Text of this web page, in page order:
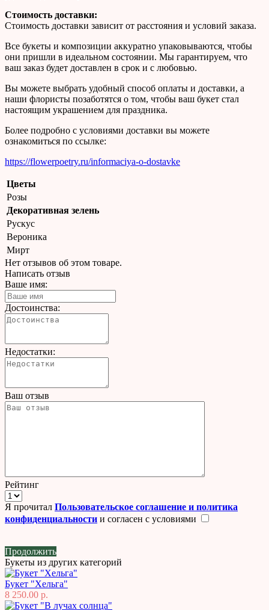
Стоимость доставки:
Стоимость доставки зависит от расстояния и условий заказа.
Все букеты и композиции аккуратно упаковываются, чтобы
они пришли в идеальном состоянии. Мы гарантируем, что
ваш заказ будет доставлен в срок и с любовью.
Вы можете выбрать удобный способ оплаты и доставки, а
наши флористы позаботятся о том, чтобы ваш букет стал
настоящим украшением для праздника.
Более подробно с условиями доставки вы можете
ознакомиться по ссылке:
https://flowerpoetry.ru/informaciya-o-dostavke
Цветы
Розы
Декоративная зелень
Рускус
Вероника
Мирт
Нет отзывов об этом товаре.
Написать отзыв
Ваше имя:
Достоинства:
Недостатки:
Ваш отзыв
Рейтинг
Я прочитал Пользовательское соглашение и политика
конфиденциальности и согласен с условиями
Продолжить
Букеты из других категорий
Букет "Хельга"
8 250.00 р.